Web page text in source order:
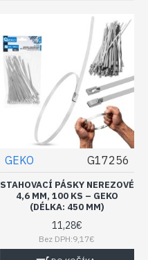
GEKO G17256
STAHOVACÍ PÁSKY NEREZOVÉ
4,6 MM, 100 KS – GEKO
(DÉLKA: 450 MM)
11,28€
Bez DPH:9,17€